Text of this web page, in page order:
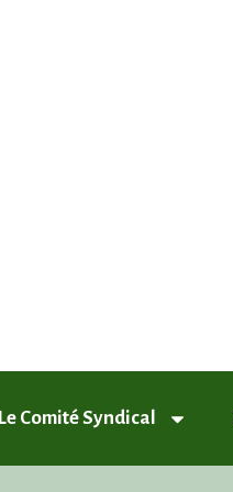
Le Comité Syndical